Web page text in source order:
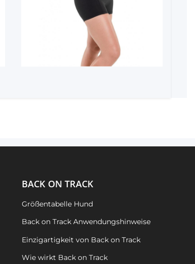
BACK ON TRACK
Größentabelle Hund
Back on Track Anwendungshinweise
Einzigartigkeit von Back on Track
Wie wirkt Back on Track